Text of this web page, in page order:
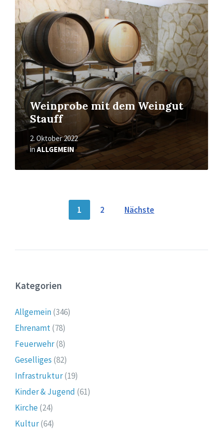
Weinprobe mit dem Weingut
Stauff
2. Oktober 2022
inALLGEMEIN
Seitennummerierung
Beiträge
1 2 Nächste
Kategorien
Allgemein(346)
Ehrenamt(78)
Feuerwehr(8)
Geselliges (82)
Infrastruktur(19)
Kinder & Jugend (61)
Kirche(24)
Kultur(64)